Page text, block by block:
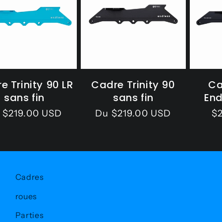
Trinity 90 LR
sans fin
USD
Cadre Trinity 90
sans fin
Prix
Du $219.00 USD
Cadres
roues
Parties